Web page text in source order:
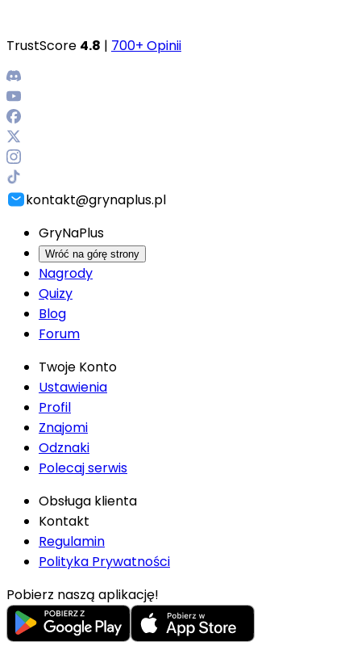
TrustScore 4.8 | 700+ Opinii
kontakt@grynaplus.pl
GryNaPlus
Wróć na górę strony
Nagrody
Quizy
Blog
Forum
Twoje Konto
Ustawienia
Profil
Znajomi
Odznaki
Polecaj serwis
Obsługa klienta
Kontakt
Regulamin
Polityka Prywatności
Pobierz naszą aplikację!